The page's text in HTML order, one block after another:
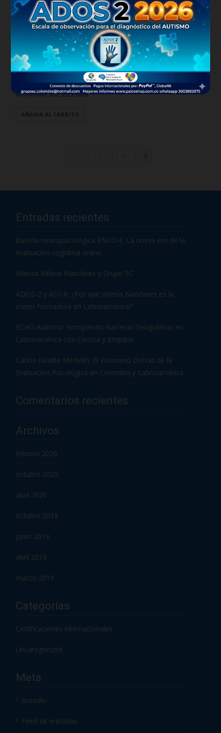
$ 6,900,000 6,555,000
LEER MÁS
$3,245,000 $3,080,000
LEER MÁS
SALE!
WPPSI-IV. Escala de
inteligencia para el nivel
preescolar y primario
$6,900,000 $6,555,000
AÑADIR AL CARRITO
Entradas recientes
Batería neuropsicológica ENCO-E: La nueva era de la
evaluación cognitiva online
Alianza Valeria Nanclares y Grupo SC
ADOS-2 y ADI-R: ¿Por qué Valeria Nanclares es la
mejor formadora en Latinoamérica?
ECHO Autismo: Rompiendo Barreras Geográficas en
Latinoamérica con Ciencia y Empatía
Carlos Giraldo Medellín: El Visionario Detrás de la
Evaluación Psicológica en Colombia y Latinoamérica
Comentarios recientes
Archivos
febrero 2026
octubre 2025
abril 2020
octubre 2019
junio 2019
abril 2019
marzo 2019
Categorías
Certificaciones internacionales
Uncategorized
Meta
Acceder
Feed de entradas